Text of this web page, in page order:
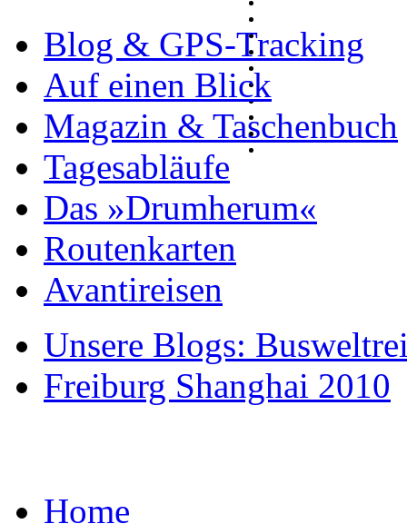
Blog & GPS-Tracking
Auf einen Blick
Magazin & Taschenbuch
Tagesabläufe
Das »Drumherum«
Routenkarten
Avantireisen
Unsere Blogs:
Freiburg Shanghai 2010
Home